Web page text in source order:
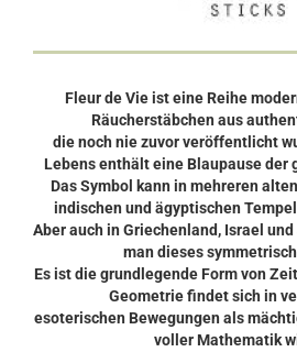
Fleur de Vie ist eine Reihe
Räucherstäbchen aus
die noch nie zuvor veröffentlicht
Lebens enthält eine Blaupause der
Das Symbol kann in mehreren
indischen und ägyptischen
Aber auch in Griechenland, Israel
man dieses
Es ist die grundlegende Form von
Geometrie findet sich in
esoterischen Bewegungen als
voller Mathematik